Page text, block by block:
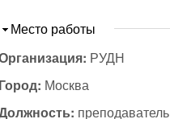
Скрыть
Место работы
РУДН
Город: Москва
преподаватель